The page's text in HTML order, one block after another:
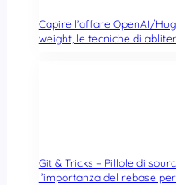
Capire l’affare OpenAI/
weight, le tecniche di
Git & Tricks – Pillole di
l’importanza del rebase